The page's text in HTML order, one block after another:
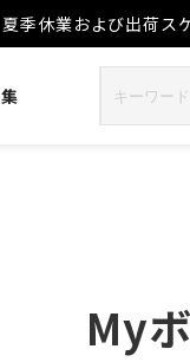
夏季休業および出荷ス
My